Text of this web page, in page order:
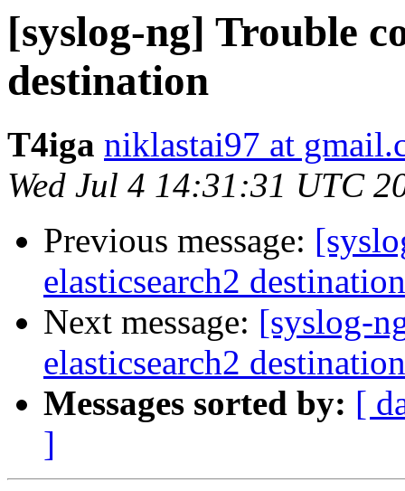
[syslog-ng] Trouble
destination
T4iga niklastai97 at
Wed Jul 4 14:31:31 UTC
Previous message:
elasticsearch2 destination
Next message: [syslog-
elasticsearch2 destination
Messages sorted by: [
]